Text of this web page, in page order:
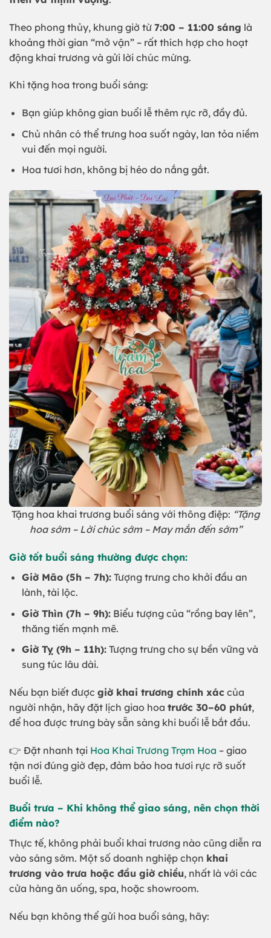
Theo phong thủy, khung giờ từ 7:00 – 11:00 sáng là
khoảng thời gian “mở vận” – rất thích hợp cho hoạt
động khai trương và gửi lời chúc mừng.
Khi tặng hoa trong buổi sáng:
Bạn giúp không gian buổi lễ thêm rực rỡ, đầy đủ.
Chủ nhân có thể trưng hoa suốt ngày, lan tỏa niềm
vui đến mọi người.
Hoa tươi hơn, không bị héo do nắng gắt.
Tặng hoa khai trương buổi sáng với thông điệp: “Tặng
hoa sớm – Lời chúc sớm – May mắn đến sớm”
Giờ tốt buổi sáng thường được chọn:
Giờ Mão (5h – 7h):Tượng trưng cho khởi đầu an
lành, tài lộc.
Giờ Thìn (7h – 9h):Biểu tượng của “rồng bay lên”,
thăng tiến mạnh mẽ.
Giờ Tỵ (9h – 11h):Tượng trưng cho sự bền vững và
sung túc lâu dài.
Nếu bạn biết được giờ khai trương chính xác của
người nhận, hãy đặt lịch giao hoa trước 30–60 phút,
để hoa được trưng bày sẵn sàng khi buổi lễ bắt đầu.
👉 Đặt nhanh tại Hoa Khai Trương Trạm Hoa – giao
tận nơi đúng giờ đẹp, đảm bảo hoa tươi rực rỡ suốt
buổi lễ.
Buổi trưa – Khi không thể giao sáng, nên chọn thời
điểm nào?
Thực tế, không phải buổi khai trương nào cũng diễn ra
vào sáng sớm. Một số doanh nghiệp chọn khai
trương vào trưa hoặc đầu giờ chiều, nhất là với các
cửa hàng ăn uống, spa, hoặc showroom.
Nếu bạn không thể gửi hoa buổi sáng, hãy: